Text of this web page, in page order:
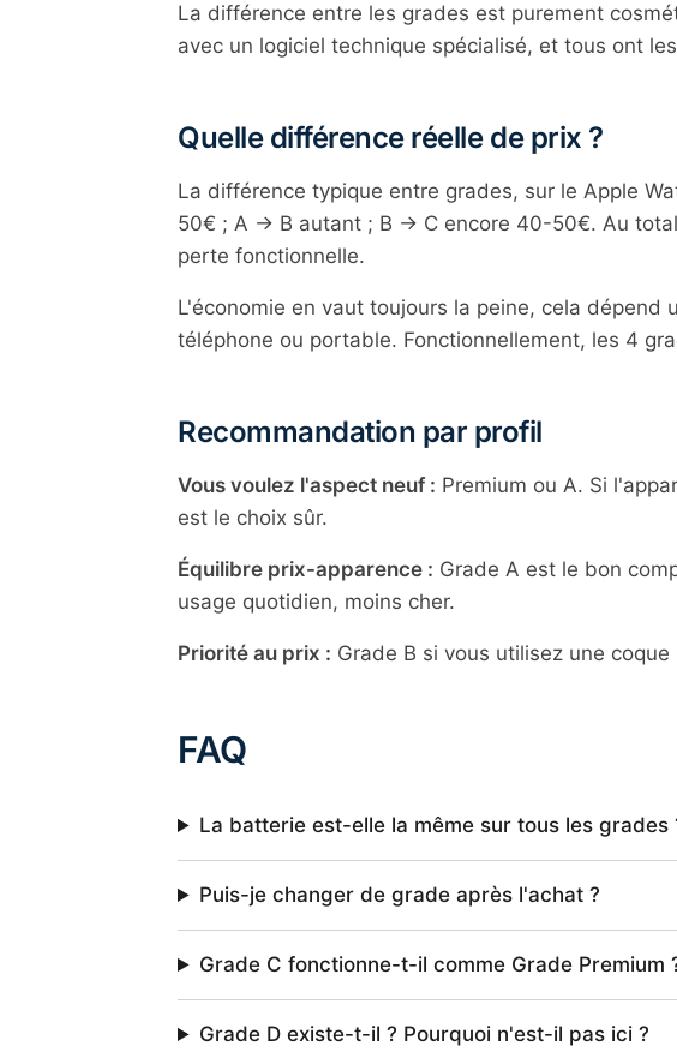
La différence entre les grades est purement
avec un logiciel technique spécialisé, et tous ont
Quelle différence réelle de prix ?
La différence typique entre grades, sur le Apple
50€ ; A → B autant ; B → C encore 40-50€. Au
perte fonctionnelle.
L'économie en vaut toujours la peine, cela
téléphone ou portable. Fonctionnellement, les 4
Recommandation par profil
Vous voulez l'aspect neuf : Premium ou A. Si
est le choix sûr.
Équilibre prix-apparence : Grade A est le bon
usage quotidien, moins cher.
Priorité au prix : Grade B si vous utilisez une
FAQ
La batterie est-elle la même sur tous les grades
Puis-je changer de grade après l'achat ?
Grade C fonctionne-t-il comme Grade Premium
Grade D existe-t-il ? Pourquoi n'est-il pas ici ?